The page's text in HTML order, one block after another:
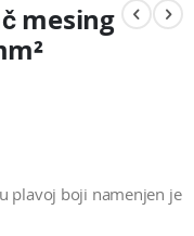
mesing
plavoj boji namenjen je